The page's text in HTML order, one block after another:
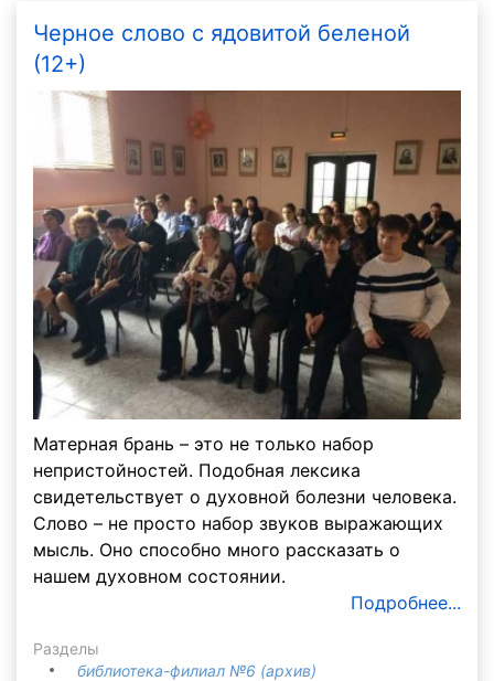
Черное слово с ядовитой беленой
(12+)
Матерная брань – это не только набор
непристойностей. Подобная лексика
свидетельствует о духовной болезни человека.
Слово – не просто набор звуков выражающих
мысль. Оно способно много рассказать о
нашем духовном состоянии.
Подробнее...
Разделы
библиотека-филиал №6 (архив)